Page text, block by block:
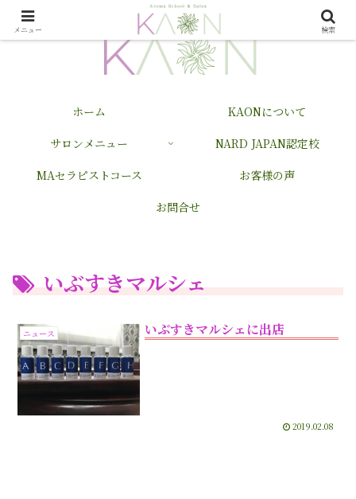
ホーム
KAONについて
サロンメニュー
NARD JAPAN認定校
MAセラピストコース
お客様の声
お問合せ
いぶすきマルシェ
ニュース いぶすきマルシェに出店
2019.02.08
メニュー 検索